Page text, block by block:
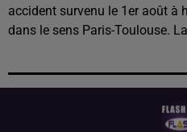
accident survenu le 1er août à
dans le sens Paris-Toulouse.